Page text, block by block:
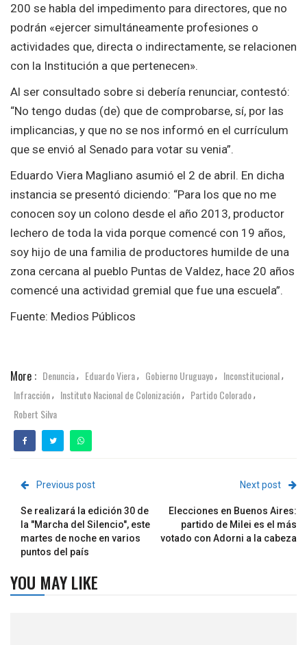
200 se habla del impedimento para directores, que no
podrán «ejercer simultáneamente profesiones o
actividades que, directa o indirectamente, se relacionen
con la Institución a que pertenecen».
Al ser consultado sobre si debería renunciar, contestó:
“No tengo dudas (de) que de comprobarse, sí, por las
implicancias, y que no se nos informó en el currículum
que se envió al Senado para votar su venia”.
Eduardo Viera Magliano asumió el 2 de abril. En dicha
instancia se presentó diciendo: “Para los que no me
conocen soy un colono desde el año 2013, productor
lechero de toda la vida porque comencé con 19 años,
soy hijo de una familia de productores humilde de una
zona cercana al pueblo Puntas de Valdez, hace 20 años
comencé una actividad gremial que fue una escuela”.
Fuente: Medios Públicos
More : Denuncia, Eduardo Viera, Gobierno Uruguayo, Inconstitucional,
Infracción, Instituto Nacional de Colonización, Partido Colorado,
Robert Silva
Previous post
Se realizará la edición 30 de
la "Marcha del Silencio", este
martes de noche en varios
puntos del país
Next post
Elecciones en Buenos Aires:
partido de Milei es el más
votado con Adorni a la cabeza
YOU MAY LIKE